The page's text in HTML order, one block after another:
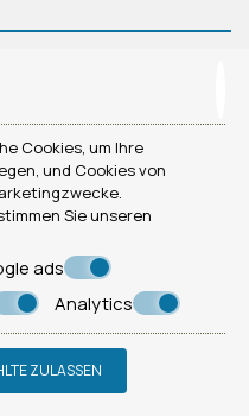
Cookies, um Ihre
und Cookies von
Sie unseren
ads
Analytics
ZULASSEN